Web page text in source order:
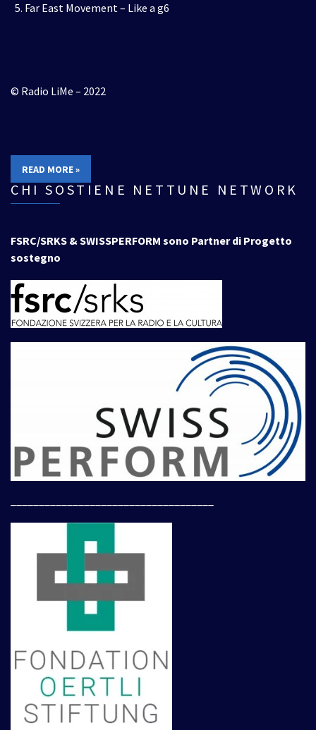
Far East Movement – Like a g6
© Radio LiMe – 2022
READ MORE »
CHI SOSTIENE NETTUNE NETWORK
FSRC/SRKS & SWISSPERFORM sono Partner di Progetto
sostegno